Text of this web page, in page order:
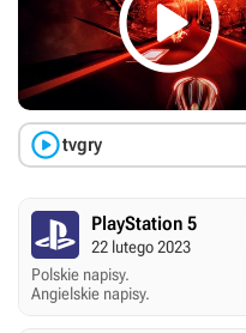
tvgry
PlayStation 5
22 lutego 2023
Polskie napisy.
Angielskie napisy.